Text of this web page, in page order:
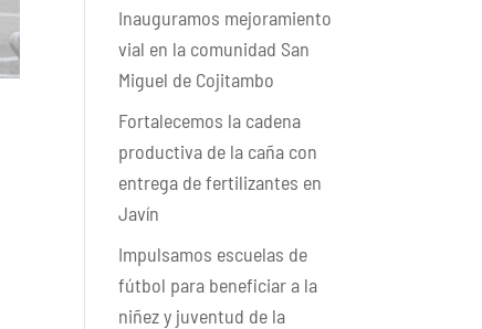
Inauguramos mejoramiento
vial en la comunidad San
Miguel de Cojitambo
Fortalecemos la cadena
productiva de la caña con
entrega de fertilizantes en
Javín
Impulsamos escuelas de
fútbol para beneficiar a la
niñez y juventud de la